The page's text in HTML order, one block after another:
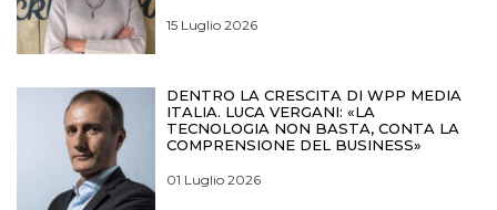
15 Luglio 2026
DENTRO LA CRESCITA DI WPP MEDIA
ITALIA. LUCA VERGANI: «LA
TECNOLOGIA NON BASTA, CONTA LA
COMPRENSIONE DEL BUSINESS»
01 Luglio 2026